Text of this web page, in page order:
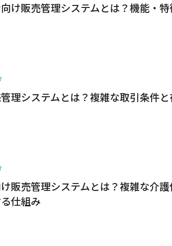
け販売管理システムとは？機能・
理システムとは？複雑な取引条件
販売管理システムとは？複雑な介
仕組み